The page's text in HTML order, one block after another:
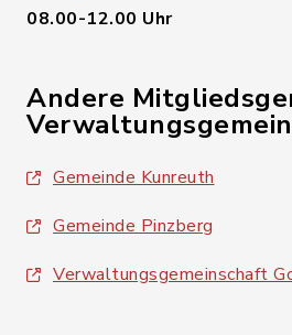
08.00-12.00 Uhr
Andere
Gemeinde Kunreuth
Gemeinde Pinzberg
Verwaltungsgemeinschaft